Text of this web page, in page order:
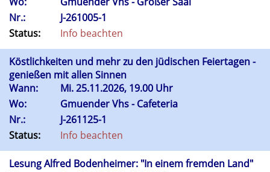
Nr.:
J-261005-1
Status:
Info beachten
Köstlichkeiten und mehr zu den jüdischen Feiertagen -
genießen mit allen Sinnen
Wann:
Mi.25.11.2026, 19.00 Uhr
Wo:
Gmuender Vhs - Cafeteria
Nr.:
J-261125-1
Status:
Info beachten
Lesung Alfred Bodenheimer: "In einem fremden Land"